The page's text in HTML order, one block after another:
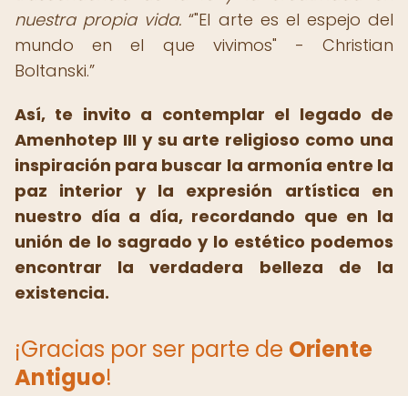
nuestra propia vida. "El arte es el espejo del
mundo en el que vivimos" - Christian
Boltanski.
Así, te invito a contemplar el legado de
Amenhotep III y su arte religioso como una
inspiración para buscar la armonía entre la
paz interior y la expresión artística en
nuestro día a día, recordando que en la
unión de lo sagrado y lo estético podemos
encontrar la verdadera belleza de la
existencia.
¡Gracias por ser parte de Oriente
Antiguo!